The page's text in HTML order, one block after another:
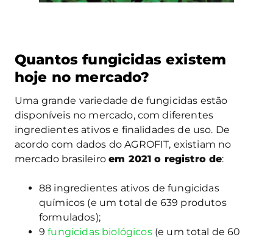
Quantos fungicidas existem
hoje no mercado?
Uma grande variedade de fungicidas estão
disponíveis no mercado, com diferentes
ingredientes ativos e finalidades de uso. De
acordo com dados do AGROFIT, existiam no
mercado brasileiroem 2021 o registro de:
88 ingredientes ativos de fungicidas
químicos (e um total de 639 produtos
formulados);
9fungicidas biológicos(e um total de 60